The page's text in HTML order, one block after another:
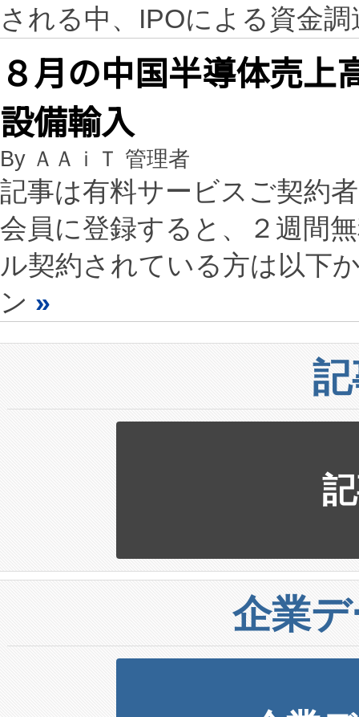
される中、IPOによる資金
８月の中国半導体売上
設備輸入
By ＡＡｉＴ 管理者
記事は有料サービスご契約
会員に登録すると、２週間
ル契約されている方は以下
ン »
企業